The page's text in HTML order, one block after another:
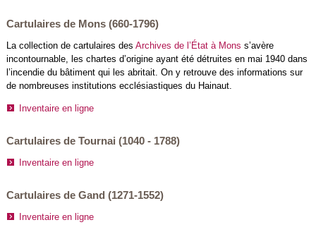
Cartulaires de Mons (660-1796)
La collection de cartulaires des Archives de l’État à Mons s’avère
incontournable, les chartes d’origine ayant été détruites en mai 1940 dans
l’incendie du bâtiment qui les abritait. On y retrouve des informations sur
de nombreuses institutions ecclésiastiques du Hainaut.
Inventaire en ligne
Cartulaires de Tournai (1040 - 1788)
Inventaire en ligne
Cartulaires de Gand (1271-1552)
Inventaire en ligne